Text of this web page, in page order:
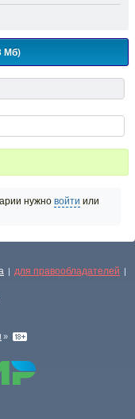
Мб)
нужно войти или
| для правообладателей |
»